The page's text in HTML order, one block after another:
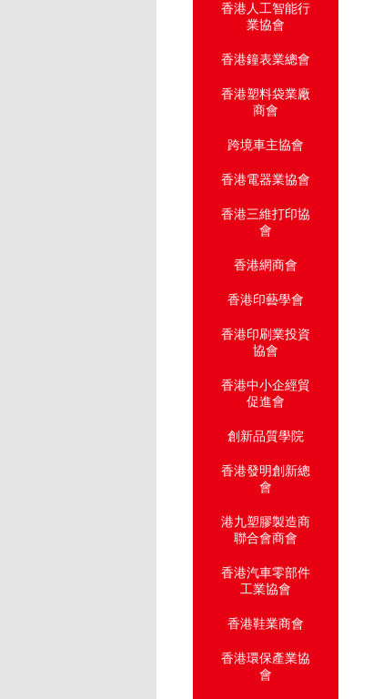
香港人工智能行
業協會
香港鐘表業總會
香港塑料袋業廠
商會
跨境車主協會
香港電器業協會
香港三維打印協
會
香港網商會
香港印藝學會
香港印刷業投資
協會
香港中小企經貿
促進會
創新品質學院
香港發明創新總
會
港九塑膠製造商
聯合會商會
香港汽車零部件
工業協會
香港鞋業商會
香港環保產業協
會